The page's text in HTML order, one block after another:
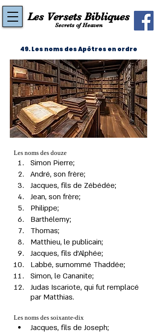
Les Versets Bibliques
Secrets of Heaven
49. Les noms des Apôtres en ordre
Les noms des douze
Simon Pierre;
André, son frère;
Jacques, fils de Zébédée;
Jean, son frère;
Philippe;
Barthélemy;
Thomas;
Matthieu, le publicain;
Jacques, fils d'Alphée;
Labbé, surnommé Thaddée;
Simon, le Cananite;
Judas Iscariote, qui fut remplacé
par Matthias.
Les noms des soixante-dix
Jacques, fils de Joseph;